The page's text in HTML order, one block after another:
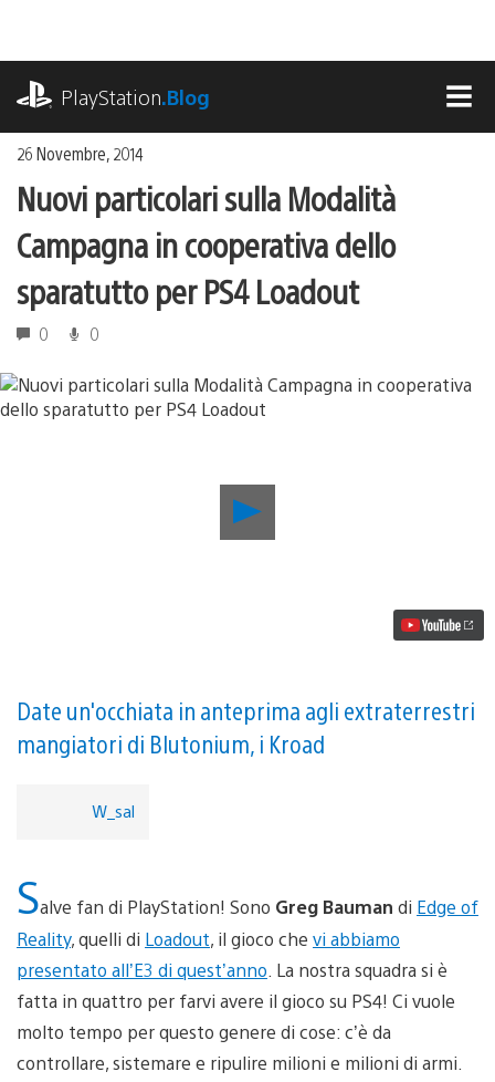
contenuto
PlayStation.Blog
26 Novembre, 2014
Nuovi particolari sulla Modalità
Campagna in cooperativa dello
sparatutto per PS4 Loadout
0 0
Nuovi
sparatutto
per
PS4
Date un'occhiata in anteprima agli extraterrestri
mangiatori di Blutonium, i Kroad
W_sal
Salve fan di PlayStation! Sono Greg Bauman di Edge of
Reality, quelli di Loadout, il gioco che vi abbiamo
presentato all’E3 di quest’anno . La nostra squadra si è
fatta in quattro per farvi avere il gioco su PS4! Ci vuole
molto tempo per questo genere di cose: c’è da
controllare, sistemare e ripulire milioni e milioni di armi.